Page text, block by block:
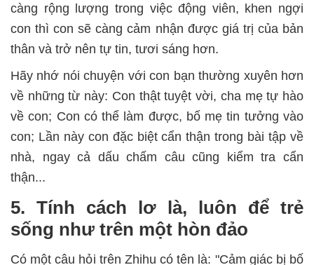
càng rộng lượng trong việc động viên, khen ngợi
con thì con sẽ càng cảm nhận được giá trị của bản
thân và trở nên tự tin, tươi sáng hơn.
Hãy nhớ nói chuyện với con bạn thường xuyên hơn
về những từ này: Con thật tuyệt vời, cha mẹ tự hào
về con; Con có thể làm được, bố mẹ tin tưởng vào
con; Lần này con đặc biệt cẩn thận trong bài tập về
nhà, ngay cả dấu chấm câu cũng kiểm tra cẩn
thận...
5. Tính cách lơ là, luôn để trẻ
sống như trên một hòn đảo
Có một câu hỏi trên Zhihu có tên là: "Cảm giác bị bố